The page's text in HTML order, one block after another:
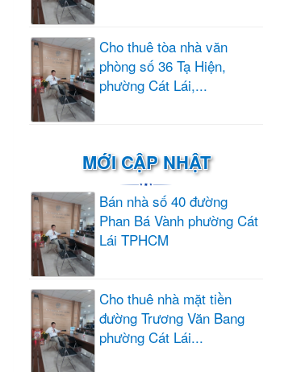
Cho thuê tòa nhà văn
phòng số 36 Tạ Hiện,
phường Cát Lái,...
MỚI CẬP NHẬT
Bán nhà số 40 đường
Phan Bá Vành phường Cát
Lái TPHCM
Cho thuê nhà mặt tiền
đường Trương Văn Bang
phường Cát Lái...